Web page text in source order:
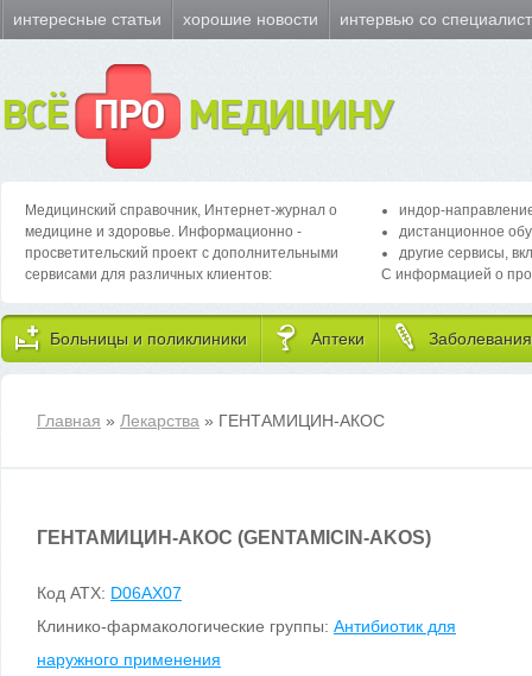
интересные статьи хорошие новости интервью со
ВСЁ ПРО МЕДИЦИНУ
Медицинский справочник, Интернет-журнал о
медицине и здоровье. Информационно -
просветительский проект с дополнительными
сервисами для различных клиентов:
индор-
дистанционное
другие сервисы,
С информацией о
Больницы и поликлиники Аптеки Заболевания
Главная » Лекарства » ГЕНТАМИЦИН-АКОС
ГЕНТАМИЦИН-АКОС (GENTAMICIN-AKOS)
Код ATX: D06AX07
Клинико-фармакологические группы: Антибиотик для
наружного применения